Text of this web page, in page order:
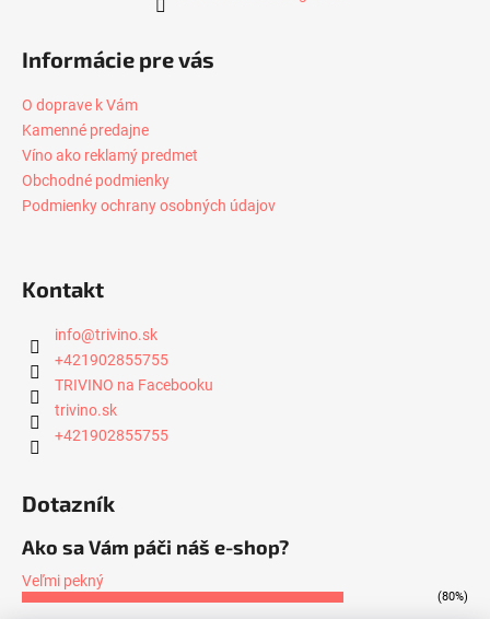
Informácie pre vás
O doprave k Vám
Kamenné predajne
Víno ako reklamý predmet
Obchodné podmienky
Podmienky ochrany osobných údajov
Kontakt
info@trivino.sk
+421902855755
TRIVINO na Facebooku
trivino.sk
+421902855755
Dotazník
Ako sa Vám páči náš e-shop?
Veľmi pekný
(80%)